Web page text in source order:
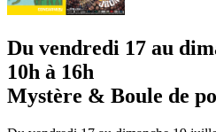
Du vendredi 17 au
10h à 16h
Mystère & Boule de